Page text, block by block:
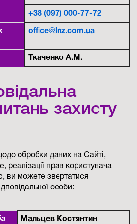
+38 (097) 000-77-72
office@lnz.com.ua
Ткаченко А.М.
захисту
обробки даних на Сайті,
реалізації прав користувача
ви можете звертатися
особи:
Мальцев Костянтин